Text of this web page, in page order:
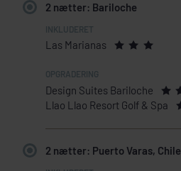
2 nætter: Bariloche
Las Marianas
Design Suites Bariloche
Llao Llao Resort Golf & Spa
2 nætter: Puerto Varas, Chile